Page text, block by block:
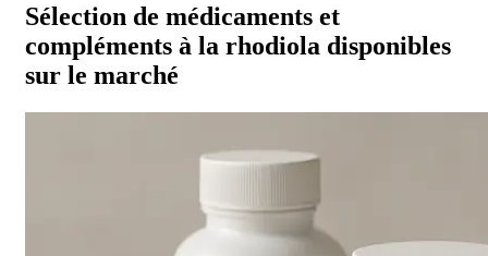
Sélection de médicaments et
compléments à la rhodiola disponibles
sur le marché